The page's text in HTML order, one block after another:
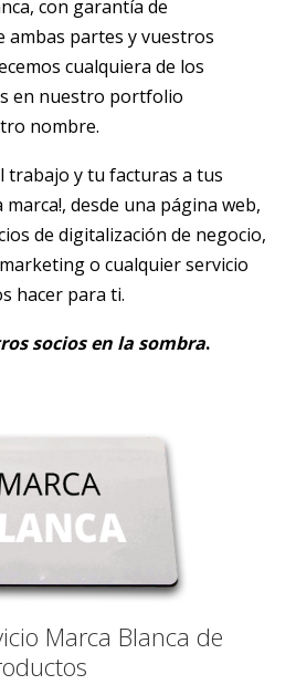
con garantía de
ambas partes y vuestros
cualquiera de los
en nuestro portfolio
nombre.
trabajo y tu facturas a tus
desde una página web,
de digitalización de negocio,
o cualquier servicio
hacer para ti.
socios en la sombra.
Marca Blanca de